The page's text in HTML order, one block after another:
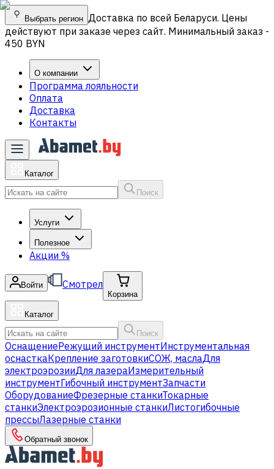
Выбрать регион Доставка по всей Беларуси. Цены
действуют при заказе через сайт. Минимальный заказ -
450 BYN
О компании
Программа лояльности
Оплата
Доставка
Контакты
Каталог
Поиск
Услуги
Полезное
Акции %
Войти Смотрел
Корзина
Каталог
Поиск
ОснащениеРежущий инструментИнструментальная
оснасткаКрепление заготовкиСОЖ, маслаДля
электроэрозииДля лазераИзмерительный
инструментГибочный инструментЗапчасти
ОборудованиеФрезерные станкиТокарные
станкиЭлектроэрозионные станкиЛистогибочные
прессыЛазерные станки
Обратный звонок